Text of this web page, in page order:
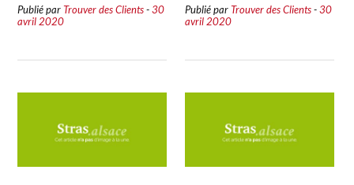
Publié parTrouver des Clients-30
avril 2020
Publié parTrouver des Clients-30
avril 2020